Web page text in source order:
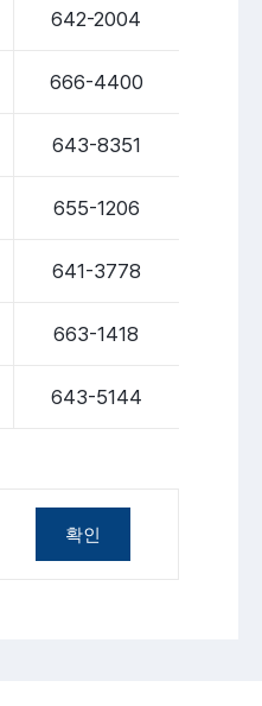
642-2004
666-4400
643-8351
655-1206
641-3778
663-1418
643-5144
확인